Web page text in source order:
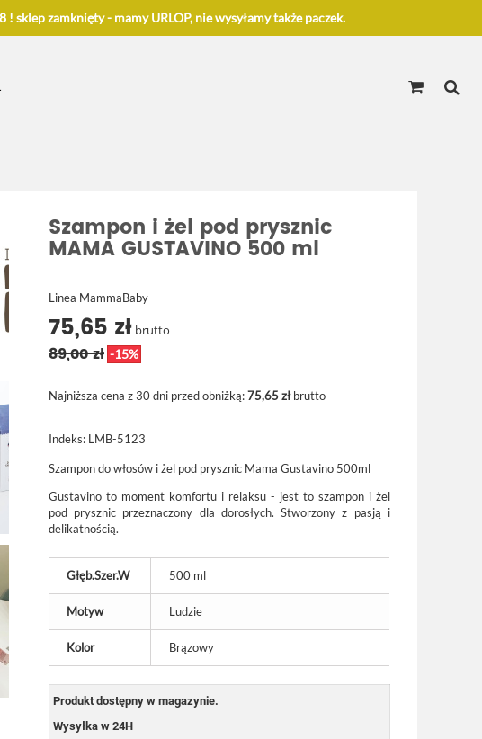
sklep zamknięty - mamy URLOP, nie wysyłamy także paczek.
Szampon i żel pod prysznic
MAMA GUSTAVINO 500 ml
Linea MammaBaby
75,65 zł brutto
89,00 zł -15%
Najniższa cena z 30 dni przed obniżką:75,65 złbrutto
Indeks: LMB-5123
Szampon do włosów i żel pod prysznic Mama Gustavino 500ml
Gustavino to moment komfortu i relaksu - jest to szampon i żel
pod prysznic przeznaczony dla dorosłych. Stworzony z pasją i
delikatnością.
Głęb.Szer.W 500 ml
Motyw Ludzie
Kolor Brązowy
Produkt dostępny w magazynie.
Wysyłka w 24H